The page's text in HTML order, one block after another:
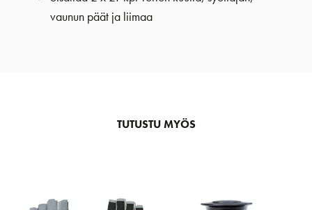
vaunun päät ja liimaa
TUTUSTU MYÖS